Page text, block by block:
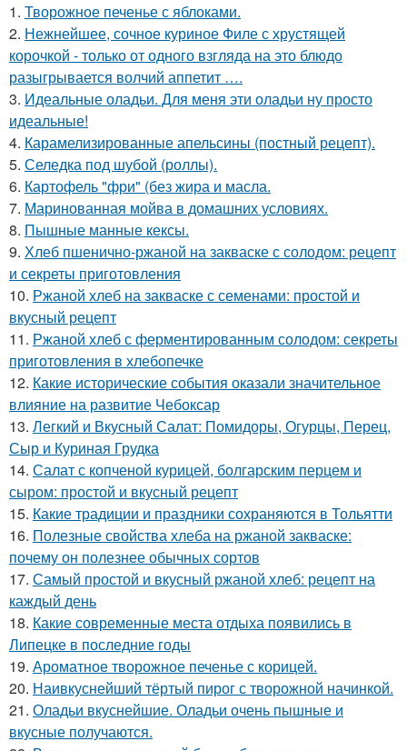
1. Творожное печенье с яблоками.
2. Нежнейшее, сочное куриное Филе с хрустящей
корочкой - только от одного взгляда на это блюдо
разыгрывается волчий аппетит ….
3. Идеальные оладьи. Для меня эти оладьи ну просто
идеальные!
4. Карамелизированные апельсины (постный рецепт).
5. Селедка под шубой (роллы).
6. Картофель "фри" (без жира и масла.
7. Маринованная мойва в домашних условиях.
8. Пышные манные кексы.
9. Хлеб пшенично-ржаной на закваске с солодом: рецепт
и секреты приготовления
10. Ржаной хлеб на закваске с семенами: простой и
вкусный рецепт
11. Ржаной хлеб с ферментированным солодом: секреты
приготовления в хлебопечке
12. Какие исторические события оказали значительное
влияние на развитие Чебоксар
13. Легкий и Вкусный Салат: Помидоры, Огурцы, Перец,
Сыр и Куриная Грудка
14. Салат с копченой курицей, болгарским перцем и
сыром: простой и вкусный рецепт
15. Какие традиции и праздники сохраняются в Тольятти
16. Полезные свойства хлеба на ржаной закваске:
почему он полезнее обычных сортов
17. Самый простой и вкусный ржаной хлеб: рецепт на
каждый день
18. Какие современные места отдыха появились в
Липецке в последние годы
19. Ароматное творожное печенье с корицей.
20. Наивкуснейший тёртый пирог с творожной начинкой.
21. Оладьи вкуснейшие. Оладьи очень пышные и
вкусные получаются.